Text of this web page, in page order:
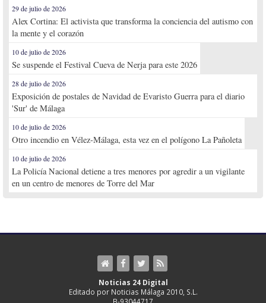
29 de julio de 2026
Alex Cortina: El activista que transforma la conciencia del autismo con
la mente y el corazón
10 de julio de 2026
Se suspende el Festival Cueva de Nerja para este 2026
28 de julio de 2026
Exposición de postales de Navidad de Evaristo Guerra para el diario
'Sur' de Málaga
10 de julio de 2026
Otro incendio en Vélez-Málaga, esta vez en el polígono La Pañoleta
10 de julio de 2026
La Policía Nacional detiene a tres menores por agredir a un vigilante
en un centro de menores de Torre del Mar
Noticias 24 Digital
Editado por Noticias Málaga 2010, S.L.